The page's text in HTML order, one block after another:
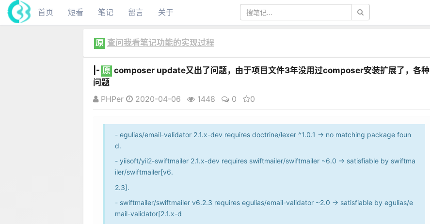
首页 短看 笔记 留言 关于
原 查问我看笔记功能的实现过程
|- 原 composer update又出了问题，由于项目文件3年没用过composer安装扩展了，各种
问题
PHPer
2020-04-06 1448 0 0
- egulias/email-validator 2.1.x-dev requires doctrine/lexer ^1.0.1 -> no matching package foun
d.
- yiisoft/yii2-swiftmailer 2.1.x-dev requires swiftmailer/swiftmailer ~6.0 -> satisfiable by swiftma
iler/swiftmailer[v6.
2.3].
- swiftmailer/swiftmailer v6.2.3 requires egulias/email-validator ~2.0 -> satisfiable by egulias/e
mail-validator[2.1.x-d